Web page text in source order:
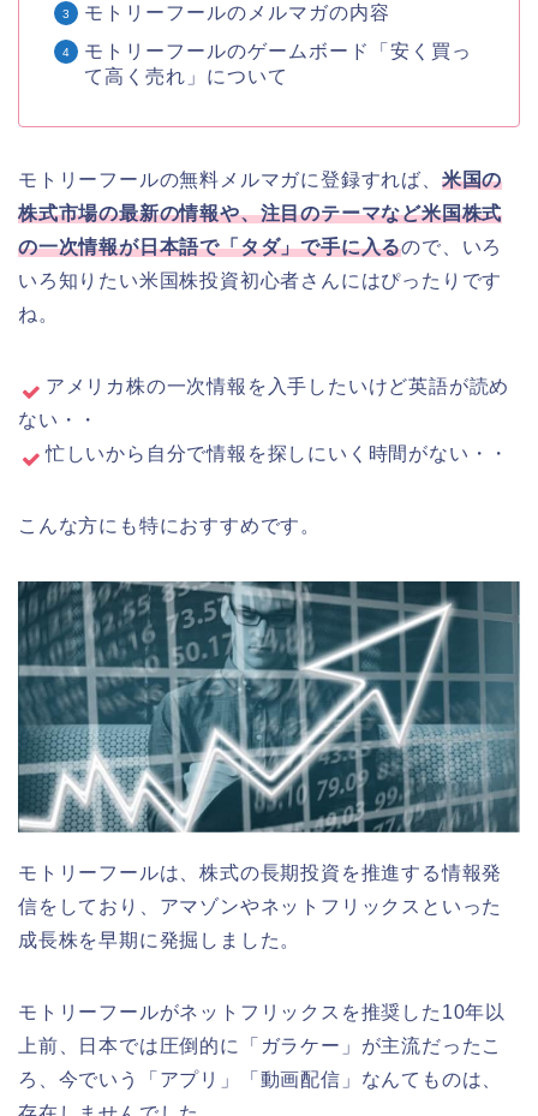
モトリーフールのメルマガの内容
モトリーフールのゲームボード「安く買っ
て高く売れ」について
モトリーフールの無料メルマガに登録すれば、 米国の
株式市場の最新の情報や、注目のテーマなど米国株式
の一次情報が日本語で「タダ」で手に入るので、いろ
いろ知りたい米国株投資初心者さんにはぴったりです
ね。
アメリカ株の一次情報を入手したいけど英語が読め
ない・・
忙しいから自分で情報を探しにいく時間がない・・
こんな方にも特におすすめです。
モトリーフールは、株式の長期投資を推進する情報発
信をしており、アマゾンやネットフリックスといった
成長株を早期に発掘しました。
モトリーフールがネットフリックスを推奨した10年以
上前、日本では圧倒的に「ガラケー」が主流だったこ
ろ、今でいう「アプリ」「動画配信」なんてものは、